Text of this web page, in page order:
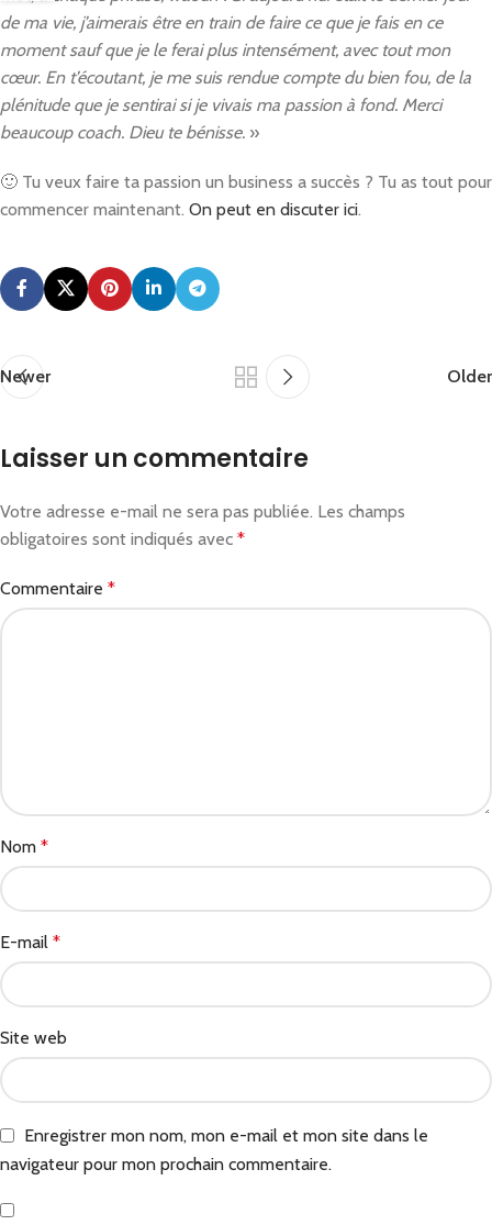
de ma vie, j’aimerais être en train de faire ce que je fais en ce
moment sauf que je le ferai plus intensément, avec tout mon
cœur. En t’écoutant, je me suis rendue compte du bien fou, de la
plénitude que je sentirai si je vivais ma passion à fond. Merci
beaucoup coach. Dieu te bénisse. »
🙂 Tu veux faire ta passion un business a succès ? Tu as tout pour
commencer maintenant. On peut en discuter ici.
Newer Older
Laisser un commentaire
Votre adresse e-mail ne sera pas publiée. Les champs
obligatoires sont indiqués avec *
Commentaire *
Nom *
E-mail *
Site web
Enregistrer mon nom, mon e-mail et mon site dans le
navigateur pour mon prochain commentaire.